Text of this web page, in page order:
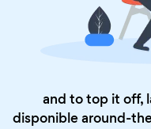
and to top it off,
disponible around-